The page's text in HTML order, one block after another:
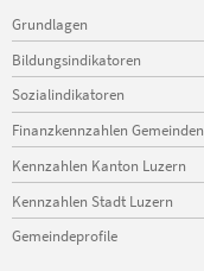
Navigation
überspringen
Grundlagen
Bildungsindikatoren
Sozialindikatoren
Finanzkennzahlen Gemeinden
Kennzahlen Kanton Luzern
Kennzahlen Stadt Luzern
Gemeindeprofile